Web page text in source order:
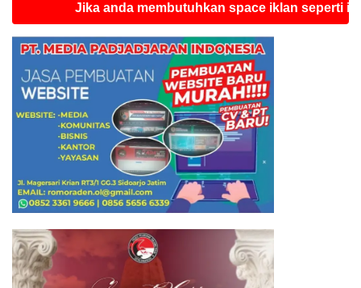
Jika anda membutuhkan space iklan seperti ini